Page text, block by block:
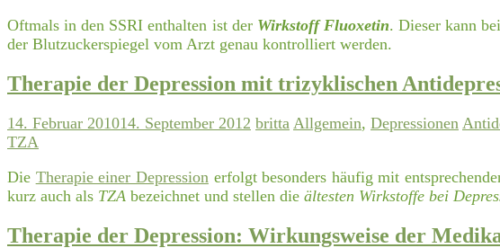
Oftmals in den SSRI enthalten ist der Wirkstoff Fluoxetin. Dieser kann
der Blutzuckerspiegel vom Arzt genau kontrolliert werden.
Therapie der Depression mit trizyklischen
14. Februar 201014. September 2012 britta Allgemein, Depressionen
TZA
Die Therapie einer Depression erfolgt besonders häufig mit
kurz auch als TZA bezeichnet und stellen die ältesten Wirkstoffe bei
Therapie der Depression: Wirkungsweise der